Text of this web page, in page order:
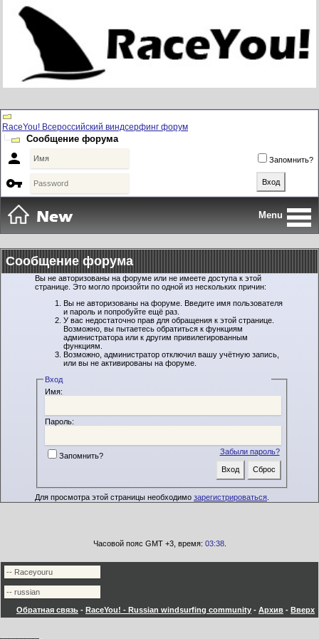
RaceYou! Всероссийский виндсерфинг форум
Сообщение форума
 Запомнить?

Menu
Сообщение форума
Вы не авторизованы на форуме или не имеете доступа к этой
странице. Это могло произойти по одной из нескольких причин:
Вы не авторизованы на форуме. Введите имя пользователя
и пароль и попробуйте ещё раз.
У вас недостаточно прав для обращения к этой странице.
Возможно, вы пытаетесь обратиться к функциям
администратора или к другим привилегированным
функциям.
Возможно, администратор отключил вашу учётную запись,
или вы не активированы на форуме.
Вход
Имя:
Пароль:
Забыли пароль?
Запомнить?
Для просмотра этой страницы необходимо зарегистрироваться
Часовой пояс GMT +3, время: 03:38.
Обратная связь - RaceYou! - Russian windsurfing community - Архив - Вверх